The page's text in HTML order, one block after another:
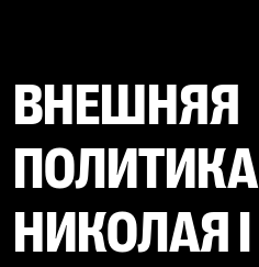
ВНЕШНЯЯ
ПОЛИТИКА
НИКОЛАЯ I